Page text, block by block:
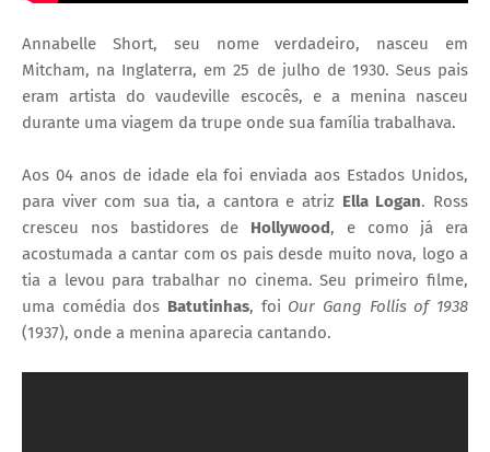
Annabelle Short, seu nome verdadeiro, nasceu em
Mitcham, na Inglaterra, em 25 de julho de 1930. Seus pais
eram artista do vaudeville escocês, e a menina nasceu
durante uma viagem da trupe onde sua família trabalhava.
Aos 04 anos de idade ela foi enviada aos Estados Unidos,
para viver com sua tia, a cantora e atriz Ella Logan. Ross
cresceu nos bastidores de Hollywood, e como já era
acostumada a cantar com os pais desde muito nova, logo a
tia a levou para trabalhar no cinema. Seu primeiro filme,
uma comédia dos Batutinhas, foi Our Gang Follis of 1938
(1937), onde a menina aparecia cantando.